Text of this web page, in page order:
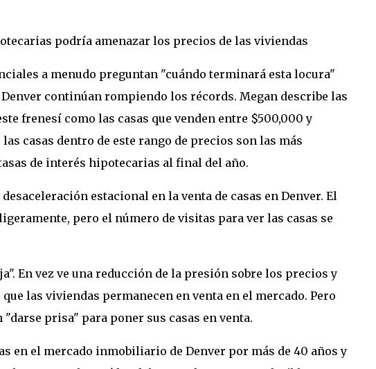
podría amenazar los precios de las viviendas
a menudo preguntan "cuándo terminará esta locura"
continúan rompiendo los récords. Megan describe las
frenesí como las casas que venden entre $500,000 y
casas dentro de este rango de precios son las más
de interés hipotecarias al final del año.
estacional en la venta de casas en Denver. El
pero el número de visitas para ver las casas se
En vez ve una reducción de la presión sobre los precios y
las viviendas permanecen en venta en el mercado. Pero
"darse prisa" para poner sus casas en venta.
en el mercado inmobiliario de Denver por más de 40 años y